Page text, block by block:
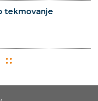
tekmovanje